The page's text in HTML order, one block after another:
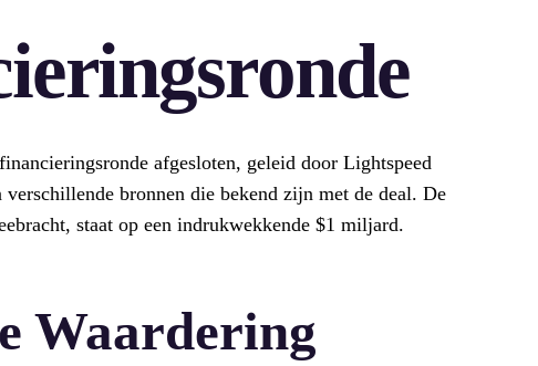
afgesloten, geleid door Lightspeed
bronnen die bekend zijn met de deal. De
staat op een indrukwekkende $1 miljard.
Waardering